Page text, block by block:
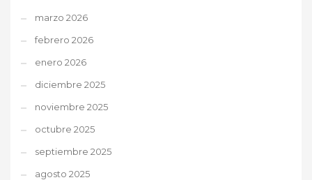
marzo 2026
febrero 2026
enero 2026
diciembre 2025
noviembre 2025
octubre 2025
septiembre 2025
agosto 2025